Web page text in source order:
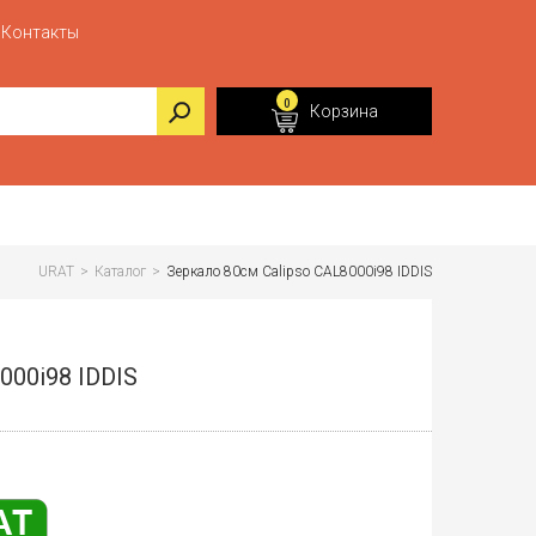
Контакты
0 Корзина
URAT > Каталог > Зеркало 80см Calipso CAL8000i98 IDDIS
IDDIS